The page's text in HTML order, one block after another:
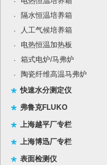
·
隔水恒温培养箱
·
人工气候培养箱
·
电热恒温加热板
·
箱式电炉/马弗炉
·
陶瓷纤维高温马弗炉
快速水分测定仪
弗鲁克FLUKO
上海越平厂专栏
上海博迅厂专栏
表面检测仪